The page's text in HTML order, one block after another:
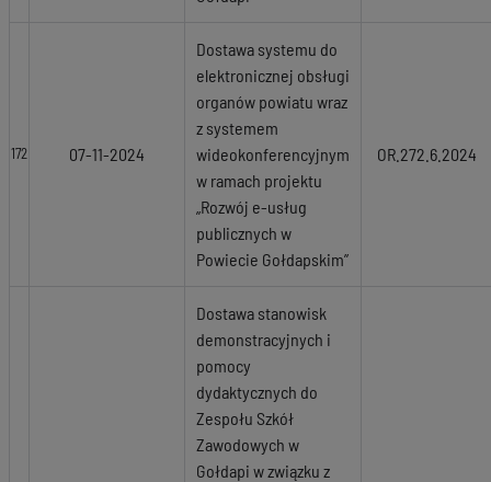
172 07-11-2024
Dostawa systemu do
elektronicznej obsługi
organów powiatu wraz
z systemem
wideokonferencyjnym
w ramach projektu
„Rozwój e-usług
publicznych w
Powiecie Gołdapskim”
OR.272.6.2024
Dostawa stanowisk
demonstracyjnych i
pomocy
dydaktycznych do
Zespołu Szkół
Zawodowych w
Gołdapi w związku z